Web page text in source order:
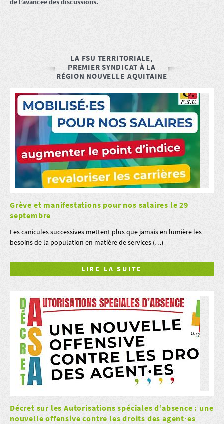
LA FSU TERRITORIALE,
PREMIER SYNDICAT À LA
RÉGION NOUVELLE-AQUITAINE
Grève et manifestations pour nos salaires le 29
septembre
Les canicules successives mettent plus que jamais en lumière les
besoins de la population en matière de services (…)
LIRE LA SUITE
Décret sur les Autorisations spéciales d’absence : une
nouvelle offensive contre les droits des agent·es